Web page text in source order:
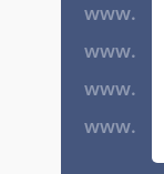
www.
www.
www.
www.